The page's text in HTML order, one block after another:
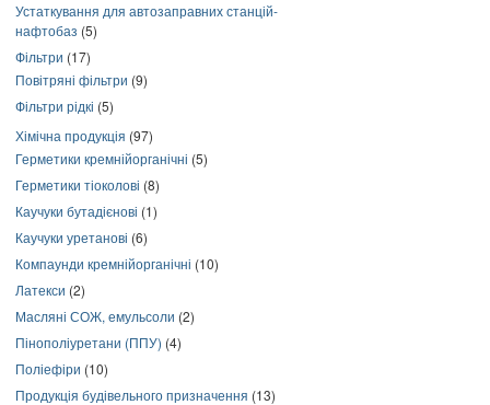
Устаткування для автозаправних станцій-
нафтобаз (5)
Фільтри (17)
Повітряні фільтри (9)
Фільтри рідкі (5)
Хімічна продукція (97)
Герметики кремнійорганічні (5)
Герметики тіоколові (8)
Каучуки бутадієнові (1)
Каучуки уретанові (6)
Компаунди кремнійорганічні (10)
Латекси (2)
Масляні СОЖ, емульсоли (2)
Пінополіуретани (ППУ) (4)
Поліефіри (10)
Продукція будівельного призначення (13)